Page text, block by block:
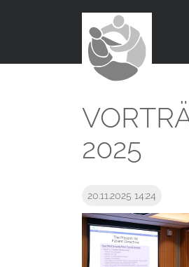
2025
20.11.2025 14:24